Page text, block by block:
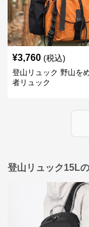
¥3,760 (税込)
登山リュック 野山を
者リュック
登山リュック15L